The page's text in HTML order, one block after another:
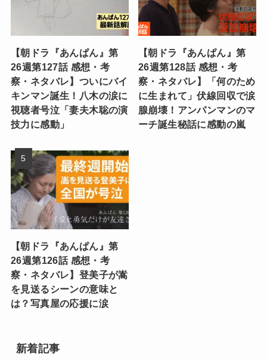
【朝ドラ『あんぱん』第
26週第127話 感想・考
察・ネタバレ】ついにバイ
キンマン誕生！八木の涙に
視聴者号泣「妻夫木聡の演
技力に感動」
【朝ドラ『あんぱん』第
26週第128話 感想・考
察・ネタバレ】「何のため
に生まれて」伏線回収で涙
腺崩壊！アンパンマンのマ
ーチ誕生秘話に感動の嵐
【朝ドラ『あんぱん』第
26週第126話 感想・考
察・ネタバレ】登美子が嵩
を見送るシーンの意味と
は？写真屋の応援に涙
新着記事